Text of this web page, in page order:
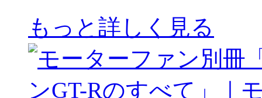
もっと詳しく見る